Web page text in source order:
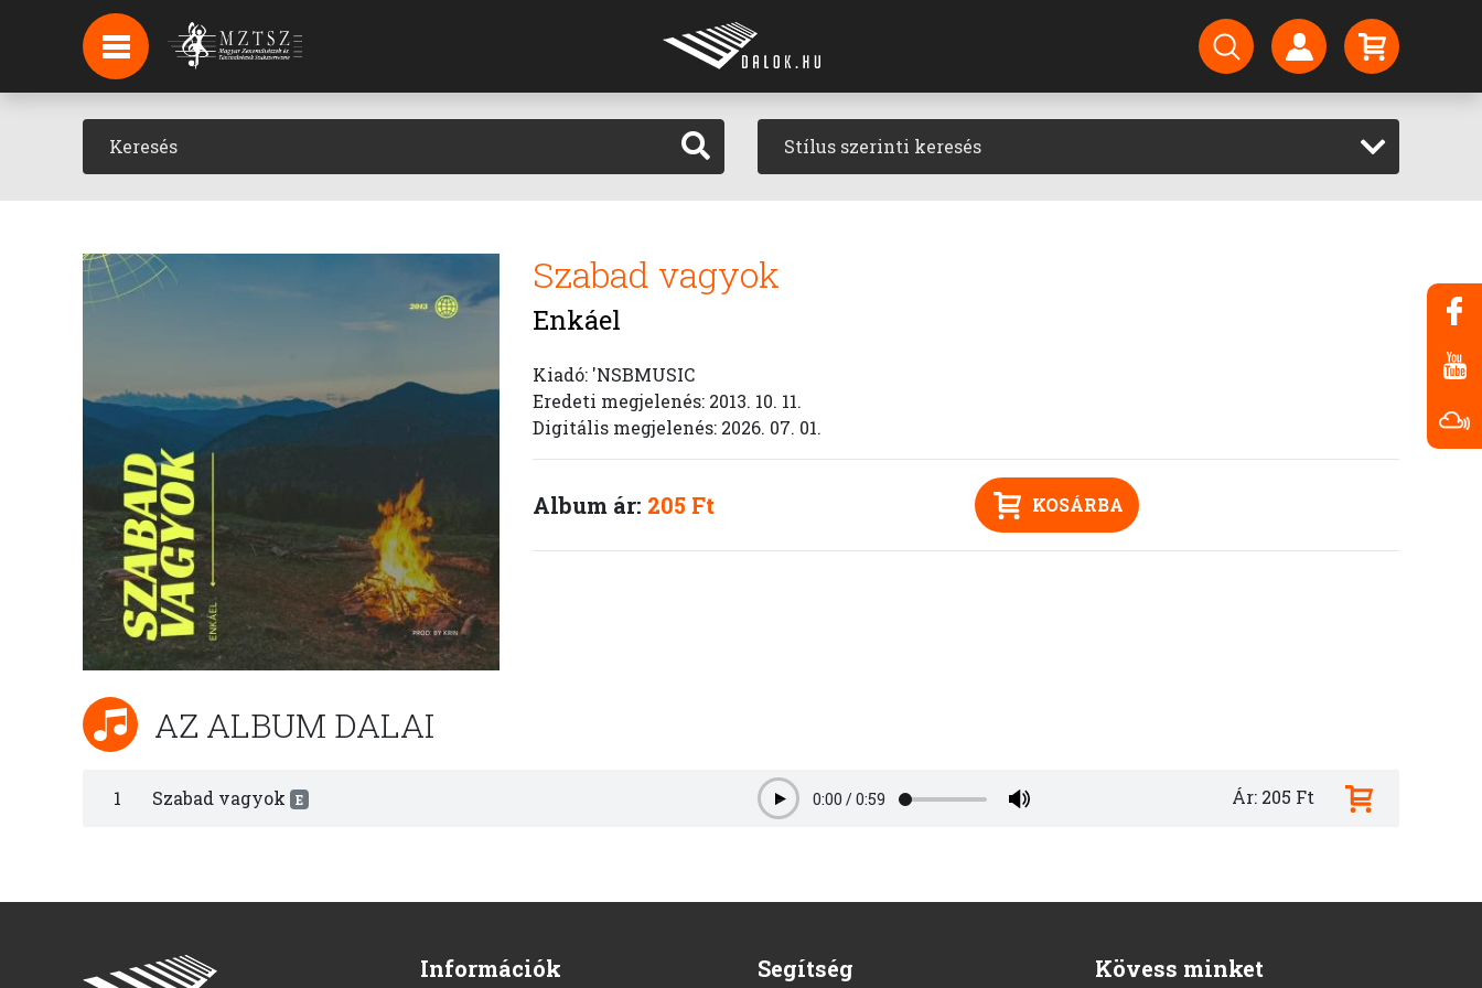
HÍREK
HÍRLEVÉL FELIRATKOZÁS
PODCAST Stílus szerinti keresés
Szabad vagyok
Enkáel
Kiadó: 'NSBMUSIC
Eredeti megjelenés: 2013. 10. 11.
Digitális megjelenés: 2026. 07. 01.
Album ár: 205 Ft KOSÁRBA
AZ ALBUM DALAI
1 Szabad vagyok E Play0:00 /0:59 Ár: 205 Ft
Információk Segítség Kövess minket